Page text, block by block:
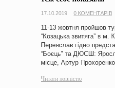
17.10.2019 0 КОМЕНТАРІВ
11-13 жовтня пройшов
“Козацька звитяга” в м.
Переяслав гідно
“Боєць” та ДЮСШ:
місце, Артур
Читати повністю